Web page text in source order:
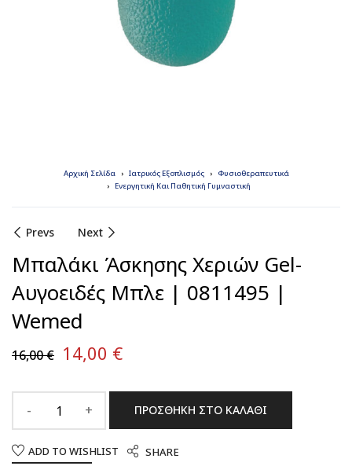
Αρχική Σελίδα Ιατρικός Εξοπλισμός
Φυσιοθεραπευτικά
Ενεργητική Και Παθητική Γυμναστική
Prevs Next
Μπαλάκι Άσκησης Χεριών Gel-
Αυγοειδές Μπλε | 0811495 |
Wemed
16,00€ 14,00 €
ΠΡΟΣΘΉΚΗ ΣΤΟ ΚΑΛΆΘΙ
ADD TO WISHLIST SHARE